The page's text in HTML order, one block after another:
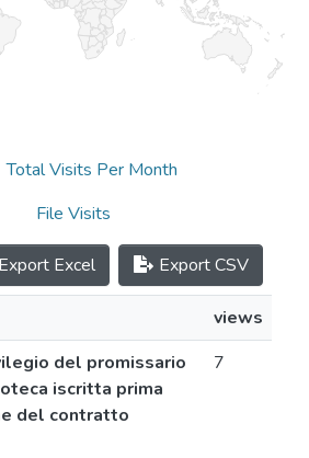
Total Visits Per Month
File Visits
Export Excel Export CSV
views
del promissario
iscritta prima
del contratto
7